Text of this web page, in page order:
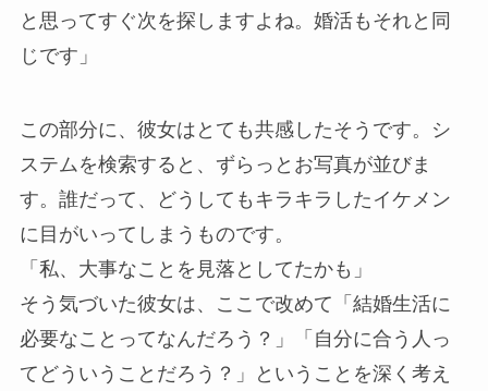
と思ってすぐ次を探しますよね。婚活もそれと同
じです」
この部分に、彼女はとても共感したそうです。シ
ステムを検索すると、ずらっとお写真が並びま
す。誰だって、どうしてもキラキラしたイケメン
に目がいってしまうものです。
「私、大事なことを見落としてたかも」
そう気づいた彼女は、ここで改めて「結婚生活に
必要なことってなんだろう？」「自分に合う人っ
てどういうことだろう？」ということを深く考え